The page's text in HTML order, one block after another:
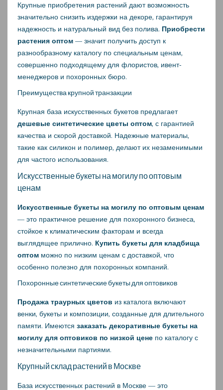
Крупные приобретения растений дают возможность
значительно снизить издержки на декоре, гарантируя
надежность и натуральный вид без полива. Приобрести
растения оптом — значит получить доступ к
разнообразному каталогу по специальным ценам,
совершенно подходящему для флористов, ивент-
менеджеров и похоронных бюро.
Преимущества крупной транзакции
Крупная база искусственных букетов предлагает
дешевые синтетические цветы оптом, с гарантией
качества и скорой доставкой. Надежные материалы,
такие как силикон и полимер, делают их незаменимыми
для частого использования.
Искусственные букеты на могилу по оптовым
ценам
Искусственные букеты на могилу по оптовым ценам
— это практичное решение для похоронного бизнеса,
стойкое к климатическим факторам и всегда
выглядящее прилично. Купить букеты для кладбища
оптом можно по низким ценам с доставкой, что
особенно полезно для похоронных компаний.
Похоронные синтетические букеты для оптовиков
Продажа траурных цветов из каталога включают
венки, букеты и композиции, созданные для длительного
памяти. Имеются заказать декоративные букеты на
могилу для оптовиков по низкой цене по каталогу с
незначительными партиями.
Крупный склад растений в Москве
База искусственных растений в Москве — это